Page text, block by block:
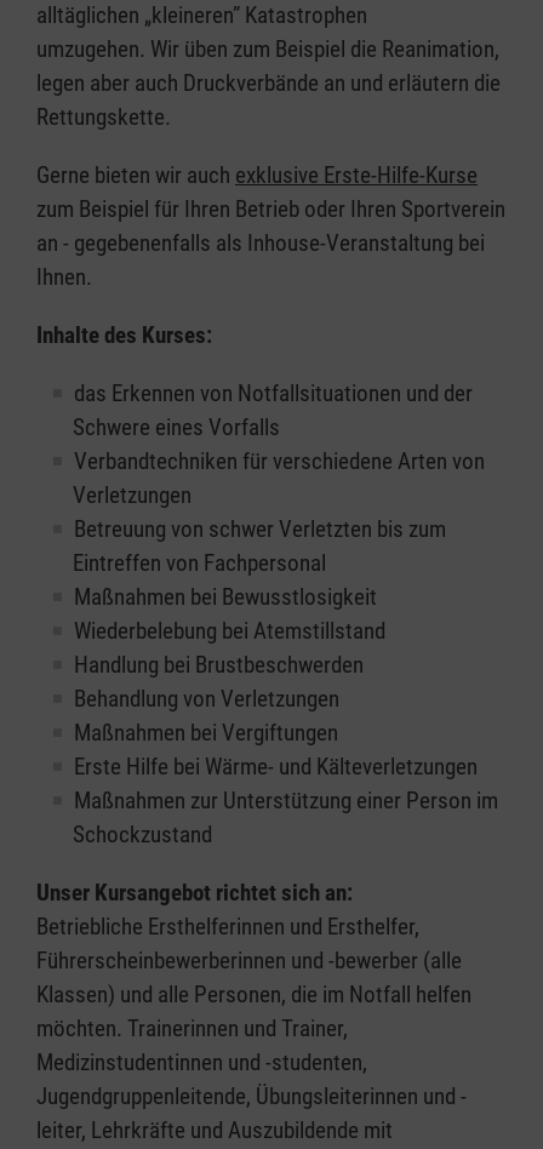
alltäglichen „kleineren” Katastrophen
umzugehen. Wir üben zum Beispiel die Reanimation,
legen aber auch Druckverbände an und erläutern die
Rettungskette.
Gerne bieten wir auch exklusive Erste-Hilfe-Kurse
zum Beispiel für Ihren Betrieb oder Ihren Sportverein
an - gegebenenfalls als Inhouse-Veranstaltung bei
Ihnen.
Inhalte des Kurses:
das Erkennen von Notfallsituationen und der
Schwere eines Vorfalls
Verbandtechniken für verschiedene Arten von
Verletzungen
Betreuung von schwer Verletzten bis zum
Eintreffen von Fachpersonal
Maßnahmen bei Bewusstlosigkeit
Wiederbelebung bei Atemstillstand
Handlung bei Brustbeschwerden
Behandlung von Verletzungen
Maßnahmen bei Vergiftungen
Erste Hilfe bei Wärme- und Kälteverletzungen
Maßnahmen zur Unterstützung einer Person im
Schockzustand
Unser Kursangebot richtet sich an:
Betriebliche Ersthelferinnen und Ersthelfer,
Führerscheinbewerberinnen und -bewerber (alle
Klassen) und alle Personen, die im Notfall helfen
möchten. Trainerinnen und Trainer,
Medizinstudentinnen und -studenten,
Jugendgruppenleitende, Übungsleiterinnen und -
leiter, Lehrkräfte und Auszubildende mit